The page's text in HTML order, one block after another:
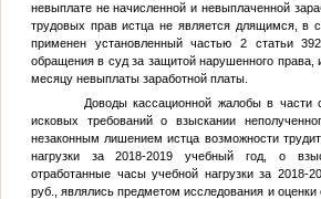
невыплате не начисленной и невыплаченной
трудовых прав истца не является длящимся, в
применен установленный частью 2 статьи
обращения в суд за защитой нарушенного
месяцу невыплаты заработной платы.
Доводы кассационной жалобы в части
исковых требований о взыскании
незаконным лишением истца возможности
нагрузки за 2018-2019 учебный год, о
отработанные часы учебной нагрузки за 2018-
руб., являлись предметом исследования и